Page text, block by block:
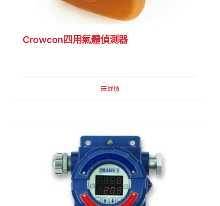
Crowcon四用氣體偵測器
詳情